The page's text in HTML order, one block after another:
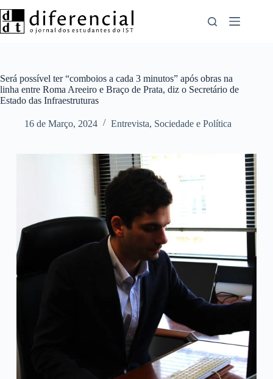
para
o
Será possível ter “comboios a cada 3 minutos” após obras na
linha entre Roma Areeiro e Braço de Prata, diz o Secretário de
Estado das Infraestruturas
16 de Março, 2024 Entrevista, Sociedade e Política